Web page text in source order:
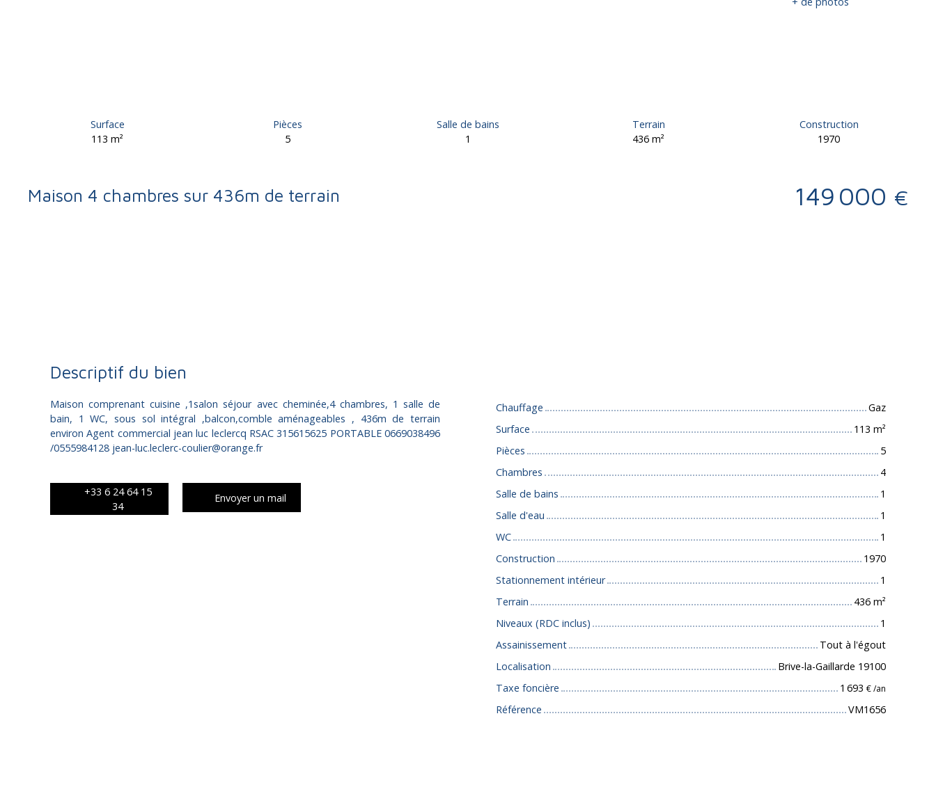
Surface
113 m²
Pièces
5
Salle de bains
1
Terrain
436 m²
Construction
1970
Maison 4 chambres sur 436m de terrain 149 000 €
Descriptif du bien
Maison comprenant cuisine ,1salon séjour avec cheminée,4 chambres, 1 salle de
bain, 1 WC, sous sol intégral ,balcon,comble aménageables , 436m de terrain
environ Agent commercial jean luc leclercq RSAC 315615625 PORTABLE 0669038496
/0555984128 jean-luc.leclerc-coulier@orange.fr
+33 6 24 64 15
34
Envoyer un mail
Chauffage
Gaz
Surface
113 m²
Pièces
5
Chambres
4
Salle de bains
1
Salle d'eau
1
WC
1
Construction
1970
Stationnement intérieur
1
Terrain
436 m²
Niveaux (RDC inclus)
1
Assainissement
Tout à l'égout
Localisation
Brive-la-Gaillarde 19100
Taxe foncière
1 693 € /an
Référence VM1656